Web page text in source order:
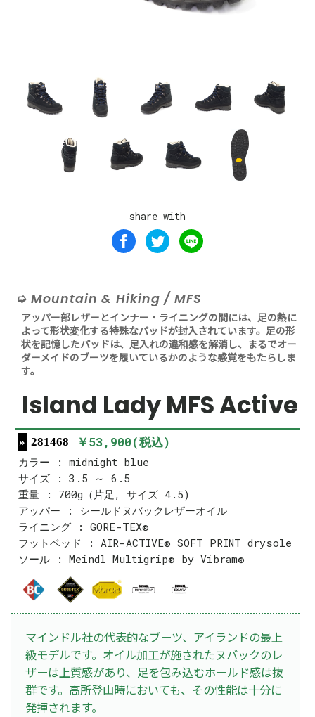
share with
Mountain & Hiking / MFS
アッパー部レザーとインナー・ライニングの間には、足の熱に
よって形状変化する特殊なパッドが封入されています。足の形
状を記憶したパッドは、足入れの違和感を解消し、まるでオー
ダーメイドのブーツを履いているかのような感覚をもたらしま
す。
Island Lady MFS Active
281468 ￥53,900(税込)
カラー : midnight blue
サイズ : 3.5 ～ 6.5
重量 : 700g（片足, サイズ 4.5)
アッパー : シールドヌバックレザーオイル
ライニング : GORE-TEX®
フットベッド : AIR-ACTIVE® SOFT PRINT drysole
ソール : Meindl Multigrip® by Vibram®
マインドル社の代表的なブーツ、アイランドの最上
級モデルです。オイル加工が施されたヌバックのレ
ザーは上質感があり、足を包み込むホールド感は抜
群です。高所登山時においても、その性能は十分に
発揮されます。